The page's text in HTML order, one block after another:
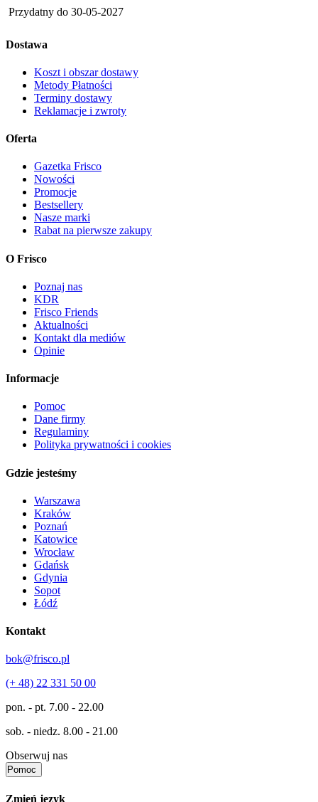
Przydatny do 30-05-2027
Dostawa
Koszt i obszar dostawy
Metody Płatności
Terminy dostawy
Reklamacje i zwroty
Oferta
Gazetka Frisco
Nowości
Promocje
Bestsellery
Nasze marki
Rabat na pierwsze zakupy
O Frisco
Poznaj nas
KDR
Frisco Friends
Aktualności
Kontakt dla mediów
Opinie
Informacje
Pomoc
Dane firmy
Regulaminy
Polityka prywatności i cookies
Gdzie jesteśmy
Warszawa
Kraków
Poznań
Katowice
Wrocław
Gdańsk
Gdynia
Sopot
Łódź
Kontakt
bok@frisco.pl
(+ 48) 22 331 50 00
pon. - pt. 7.00 - 22.00
sob. - niedz. 8.00 - 21.00
Obserwuj nas
Pomoc
Zmień język